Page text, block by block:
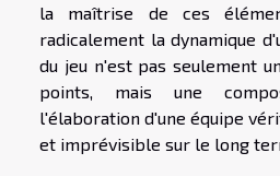
la maîtrise de ces
radicalement la dynamique
du jeu n'est pas seulement
points, mais une
l'élaboration d'une équipe
et imprévisible sur le long